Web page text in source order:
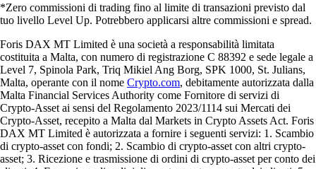
*Zero commissioni di trading fino al limite di transazioni previsto dal
tuo livello Level Up. Potrebbero applicarsi altre commissioni e spread.
Foris DAX MT Limited è una società a responsabilità limitata
costituita a Malta, con numero di registrazione C 88392 e sede legale a
Level 7, Spinola Park, Triq Mikiel Ang Borg, SPK 1000, St. Julians,
Malta, operante con il nome Crypto.com, debitamente autorizzata dalla
Malta Financial Services Authority come Fornitore di servizi di
Crypto-Asset ai sensi del Regolamento 2023/1114 sui Mercati dei
Crypto-Asset, recepito a Malta dal Markets in Crypto Assets Act. Foris
DAX MT Limited è autorizzata a fornire i seguenti servizi: 1. Scambio
di crypto-asset con fondi; 2. Scambio di crypto-asset con altri crypto-
asset; 3. Ricezione e trasmissione di ordini di crypto-asset per conto dei